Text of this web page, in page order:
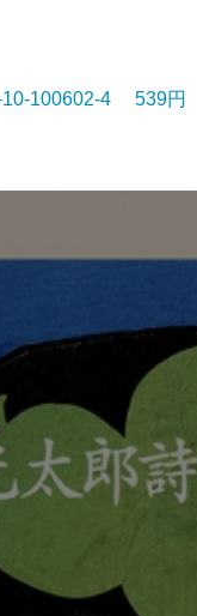
100602-4 539円